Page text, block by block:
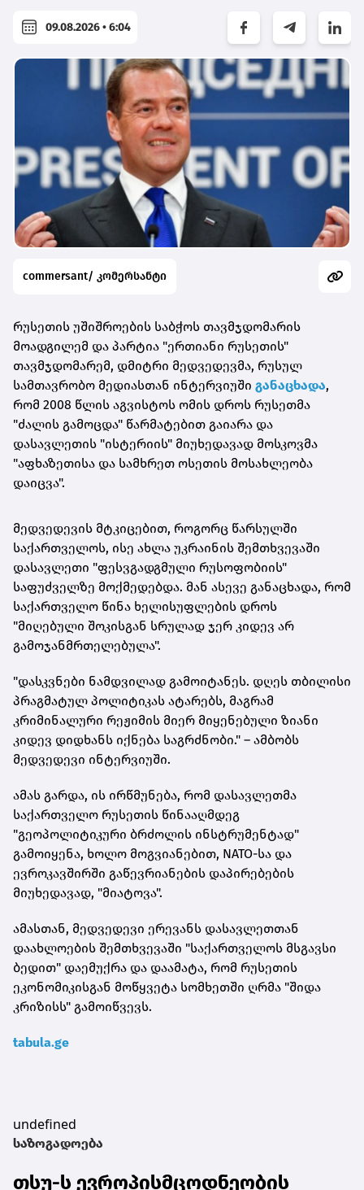
09.08.2026 • 6:04
commersant/ კომერსანტი
რუსეთის უშიშროების საბჭოს თავმჯდომარის
მოადგილემ და პარტია "ერთიანი რუსეთის"
თავმჯდომარემ, დმიტრი მედვედევმა, რუსულ
სამთავრობო მედიასთან ინტერვიუში განაცხადა,
რომ 2008 წლის აგვისტოს ომის დროს რუსეთმა
"ძალის გამოცდა" წარმატებით გაიარა და
დასავლეთის "ისტერიის" მიუხედავად მოსკოვმა
"აფხაზეთისა და სამხრეთ ოსეთის მოსახლეობა
დაიცვა".
მედვედევის მტკიცებით, როგორც წარსულში
საქართველოს, ისე ახლა უკრაინის შემთხვევაში
დასავლეთი "ფესვგადგმული რუსოფობიის"
საფუძველზე მოქმედებდა. მან ასევე განაცხადა, რომ
საქართველო წინა ხელისუფლების დროს
"მიღებული შოკისგან სრულად ჯერ კიდევ არ
გამოჯანმრთელებულა".
"დასკვნები ნამდვილად გამოიტანეს. დღეს თბილისი
პრაგმატულ პოლიტიკას ატარებს, მაგრამ
კრიმინალური რეჟიმის მიერ მიყენებული ზიანი
კიდევ დიდხანს იქნება საგრძნობი." – ამბობს
მედვედევი ინტერვიუში.
ამას გარდა, ის ირწმუნება, რომ დასავლეთმა
საქართველო რუსეთის წინააღმდეგ
"გეოპოლიტიკური ბრძოლის ინსტრუმენტად"
გამოიყენა, ხოლო მოგვიანებით, NATO-სა და
ევროკავშირში გაწევრიანების დაპირებების
მიუხედავად, "მიატოვა".
ამასთან, მედვედევი ერევანს დასავლეთთან
დაახლოების შემთხვევაში "საქართველოს მსგავსი
ბედით" დაემუქრა და დაამატა, რომ რუსეთის
ეკონომიკისგან მოწყვეტა სომხეთში ღრმა "შიდა
კრიზისს" გამოიწვევს.
tabula.ge
undefined
საზოგადოება
თსუ-ს ევროპისმცოდნეობის